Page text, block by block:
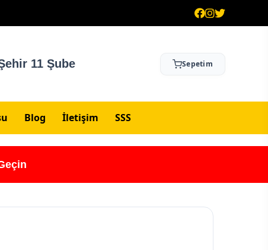
11 Şube Sepetim
Blog İletişim SSS